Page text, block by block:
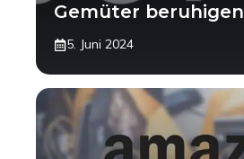
Gemüter beruhigen
5. Juni 2024